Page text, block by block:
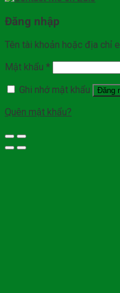
Đăng nhập
Tên tài khoản hoặc địa chỉ
Mật khẩu *
Ghi nhớ mật khẩu
Đăng
Quên mật khẩu?